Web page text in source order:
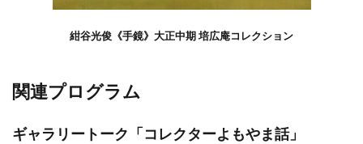
紺谷光俊《手鏡》大正中期 培広庵コレクション
関連プログラム
ギャラリートーク「コレクターよもやま話」